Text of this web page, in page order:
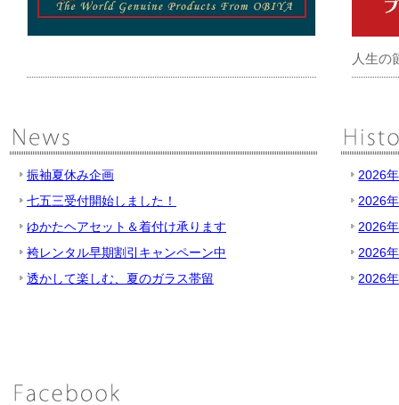
人生の
振袖夏休み企画
七五三受付開始しました！
ゆかたヘアセット＆着付け承ります
袴レンタル早期割引キャンペーン中
透かして楽しむ、夏のガラス帯留
2026
2026
2026
2026
2026